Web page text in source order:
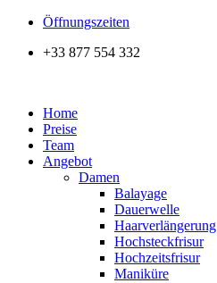
Zum
wechseln
Öffnungszeiten
+33 877 554 332
Home
Preise
Team
Angebot
Damen
Balayage
Dauerwelle
Haarverlängerung
Hochsteckfrisur
Hochzeitsfrisur
Maniküre